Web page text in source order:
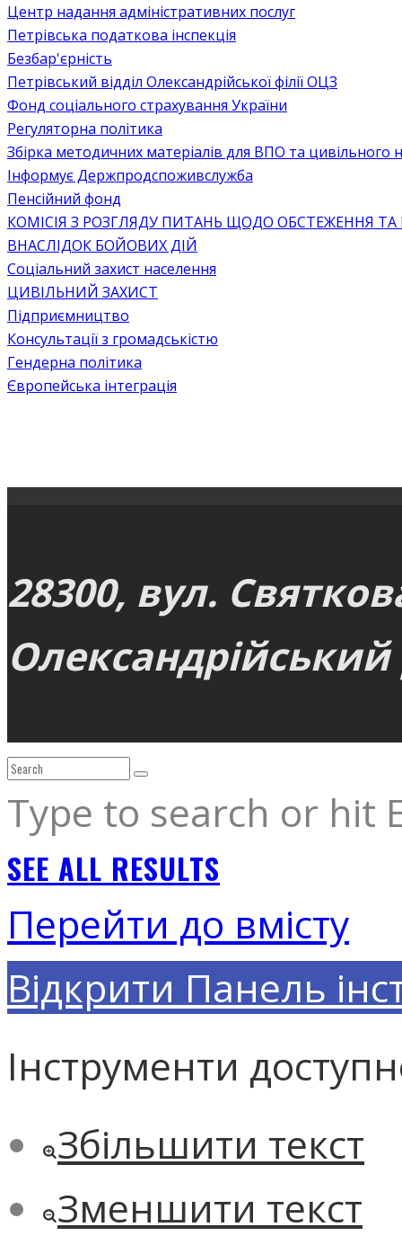
Центр надання адміністративних послуг
Петрівська податкова інспекція
Безбар'єрність
Петрівський відділ Олександрійської філії ОЦЗ
Фонд соціального страхування України
Регуляторна політика
Збірка методичних матеріалів для ВПО та цивільного
Інформує Держпродспоживслужба
Пенсійний фонд
КОМІСІЯ З РОЗГЛЯДУ ПИТАНЬ ЩОДО ОБСТЕЖЕННЯ
ВНАСЛІДОК БОЙОВИХ ДІЙ
Соціальний захист населення
ЦИВІЛЬНИЙ ЗАХИСТ
Підприємництво
Консультації з громадськістю
Гендерна політика
Європейська інтеграція
28300, вул.
Олександрійський
Type to search or hit
SEE ALL RESULTS
Перейти до вмісту
Відкрити Панель
Інструменти
Збільшити текст
Зменшити текст